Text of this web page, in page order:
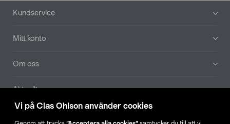
Vi på Clas Ohlson använder cookies
Sidfot
Kundservice
Mitt konto
Om oss
Aktuellt